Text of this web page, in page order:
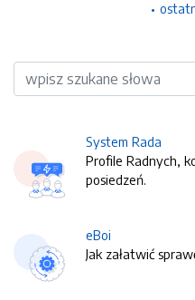
Wyszukiwarka
System Rada
Profile Radnych,
posiedzeń.
eBoi
Jak załatwić